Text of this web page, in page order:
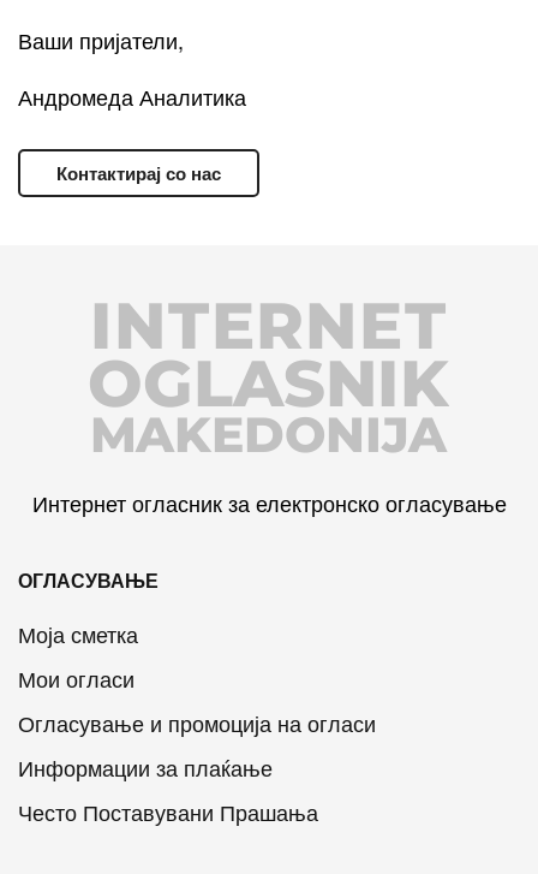
Ваши пријатели,
Андромеда Аналитика
Контактирај со нас
INTERNET
MAKEDONIJA
OGLASNIK
Интернет огласник за електронско огласување
ОГЛАСУВАЊЕ
Моја сметка
Мои огласи
Огласување и промоција на огласи
Информации за плаќање
Често Поставувани Прашања